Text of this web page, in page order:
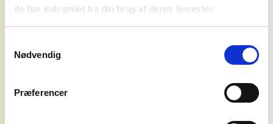
de har indsamlet fra din brug af deres tjenester.
Nødvendig
Præferencer
agentur
syd for
solen
og det afspejler sig i musikken, hvor
naturens
ro og eftertænksomhed gør sig gældende.
Nu får publikum chancen for at opleve
stemninger live, når bandet begiver sig ud